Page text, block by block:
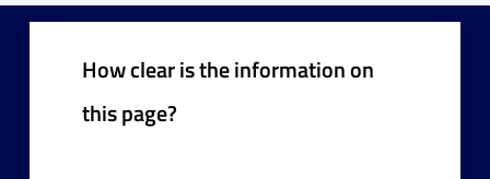
How clear is the information on
this page?